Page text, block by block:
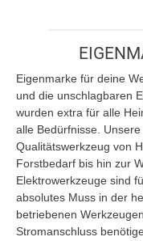
Eigenmarke für deine
und die unschlagbaren
wurden extra für alle
alle Bedürfnisse.
Qualitätswerkzeug von
Forstbedarf bis hin zur
Elektrowerkzeuge sind
absolutes Muss in der
betriebenen
Stromanschluss